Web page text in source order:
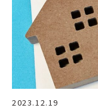
2023.12.19